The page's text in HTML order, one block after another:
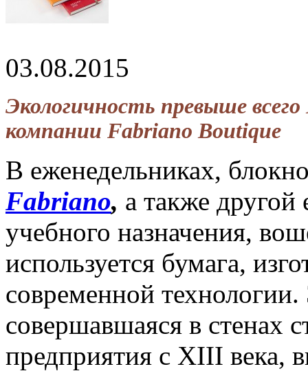
03.08.2015
Экологичность превыше
компании Fabriano Boutique
В еженедельниках,
Fabriano, а также другой
учебного назначения,
используется бумага,
современной
совершавшаяся в стенах
предприятия с XIII века,